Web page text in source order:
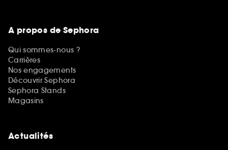
A propos de Sephora
Qui sommes-nous ?
Carrières
Nos engagements
Découvrir Sephora
Sephora Stands
Magasins
Actualités